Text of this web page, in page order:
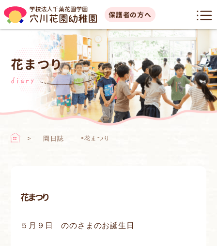
保護者の方へ
花まつり
diary
園日誌 >花まつり
花まつり
５月９日 ののさまのお誕生日